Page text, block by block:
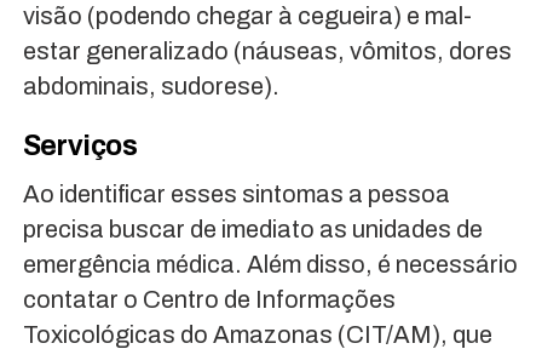
visão (podendo chegar à cegueira) e mal-
estar generalizado (náuseas, vômitos, dores
abdominais, sudorese).
Serviços
Ao identificar esses sintomas a pessoa
precisa buscar de imediato as unidades de
emergência médica. Além disso, é necessário
contatar o Centro de Informações
Toxicológicas do Amazonas (CIT/AM), que